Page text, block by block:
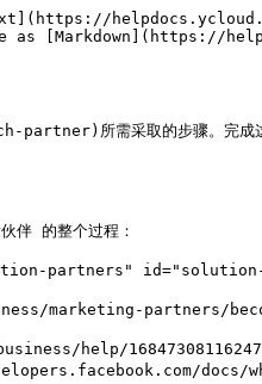
[Markdown](https://
所需采取的步骤。完成这
伴 的整个过程：
partners"
partners/become-
help/